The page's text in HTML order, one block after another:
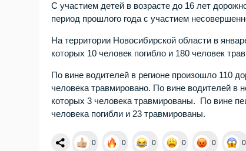
С участием детей в возрасте до 16 лет
период прошлого года с участием
На территории Новосибирской области в
которых 10 человек погибло и 180 человек
По вине водителей в регионе произошло 110
человека травмировано. По вине водителей в
которых 3 человека травмированы. По вине
человека погибли и 23 травмированы.
0 0 0 0 0 0